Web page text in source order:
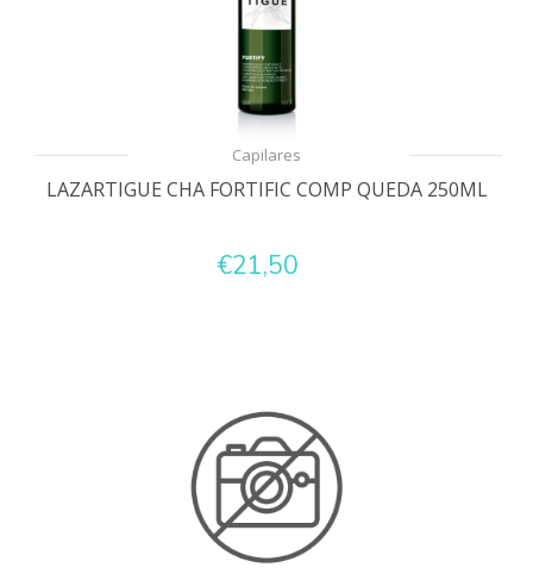
Capilares
LAZARTIGUE CHA FORTIFIC COMP QUEDA 250ML
€21,50